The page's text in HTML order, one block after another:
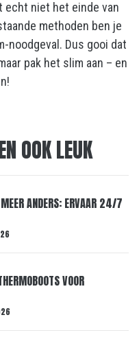
echt niet het einde van
methoden ben je
noodgeval. Dus gooi dat
pak het slim aan – en
OOK LEUK
ANDERS: ERVAAR 24/7
VOOR